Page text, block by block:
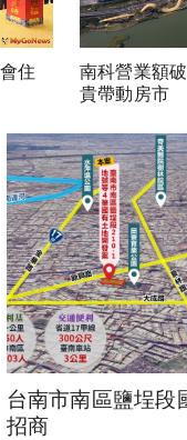
住
南科營業額
貴帶動房市
台南市南區鹽埕段
招商